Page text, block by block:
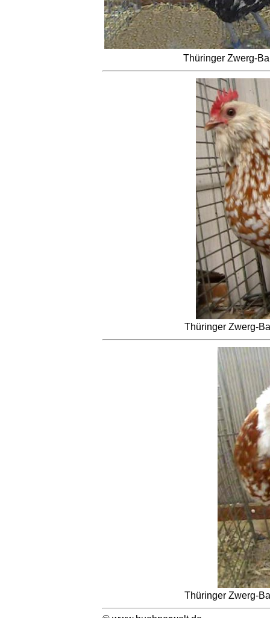
Thüringer Zwerg-
Thüringer Zwerg-
Thüringer Zwerg-